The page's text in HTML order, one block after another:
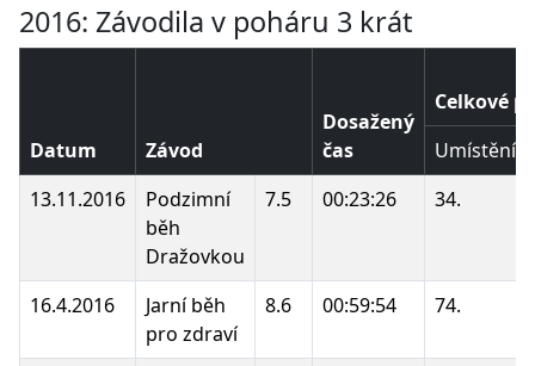
2016: Závodila v poháru 3 krát
Datum Závod
Dosažený
čas
Celkové
Umístění
13.11.2016
Podzimní
běh
Dražovkou
7.5 00:23:26 34.
16.4.2016
Jarní běh
pro zdraví
8.6 00:59:54 74.